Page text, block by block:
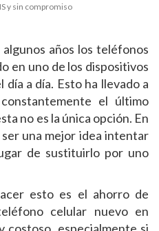
y sin compromiso
años los teléfonos
en uno de los dispositivos
día a día. Esto ha llevado a
el último
no es la única opción. En
una mejor idea intentar
de sustituirlo por uno
esto es el ahorro de
celular nuevo en